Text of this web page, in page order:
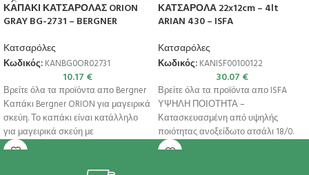
ΚΑΠΑΚΙ ΚΑΤΣΑΡΟΛΑΣ ORION
GRAY BG-2731 – BERGNER
Κατσαρόλες
Κωδικός: KANBG0OR02731
10.17 €
Βρείτε όλα τα προϊόντα απο Bergner
Καπάκι Bergner ORION για μαγειρικά
σκεύη. Το καπάκι είναι κατάλληλο
για μαγειρικά σκεύη με
ΚΑΤΣΑΡΟΛΑ 22x12cm – 4lt
ARIAN 430 – ISFA
Κατσαρόλες
Κωδικός: KANISF00100122
30.07 €
Βρείτε όλα τα προϊόντα απο ISFA
ΥΨΗΛΗ ΠΟΙΟΤΗΤΑ –
Κατασκευασμένη από υψηλής
ποιότητας ανοξείδωτο ατσάλι 18/0.
ΣΥΜΒΑΤΟΤΗΤΑ – Κατάλληλη για